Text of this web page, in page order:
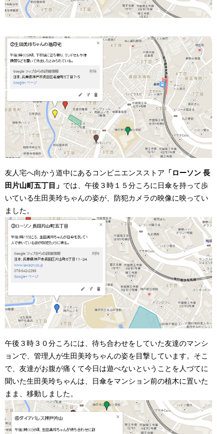
友人宅へ向かう道中にあるコンビニエンスストア 「ローソン 長
田片山町五丁目」 では、午後３時１５分ころに日傘を持って歩
いている生田美玲ちゃんの姿が、防犯カメラの映像に映ってい
ました。
午後３時３０分ころには、待ち合わせをしていた友達のマンシ
ョンで、管理人が生田美玲ちゃんの姿を目撃しています。そこ
で、友達がお腹が痛くて今日は遊べないということを人づてに
聞いた生田美玲ちゃんは、日傘をマンション前の植木に置いた
まま、移動しました。